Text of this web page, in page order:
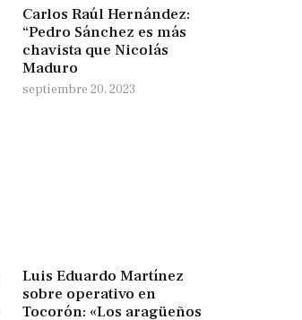
Carlos Raúl Hernández:
“Pedro Sánchez es más
chavista que Nicolás
Maduro
septiembre 20, 2023
Luis Eduardo Martínez
sobre operativo en
Tocorón: «Los aragüeños